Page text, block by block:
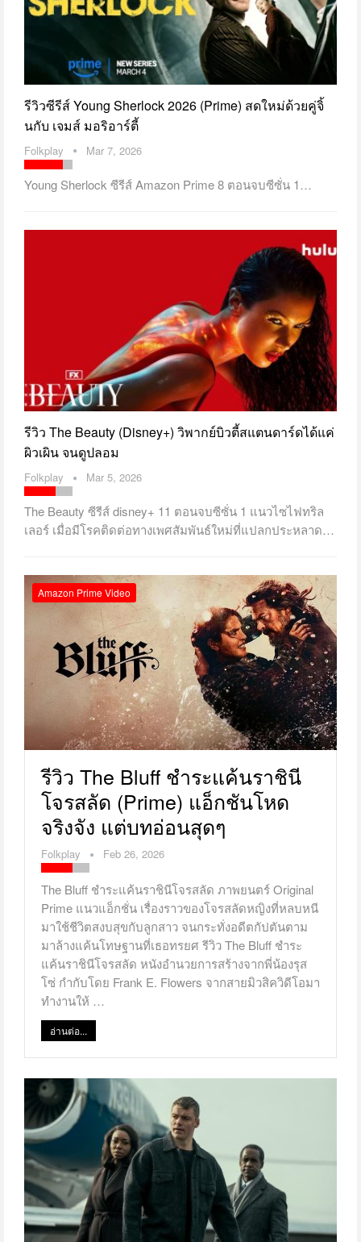
รีวิวซีรีส์ Young Sherlock 2026 (Prime) สดใหม่ด้วยคู่จิ้
นกับ เจมส์ มอริอาร์ตี้
Folkplay Mar 7, 2026
Young Sherlock ซีรีส์ Amazon Prime 8 ตอนจบซีซั่น 1…
รีวิว The Beauty (Disney+) วิพากย์บิวตี้สแตนดาร์ดได้แค่
ผิวเผิน จนดูปลอม
Folkplay Mar 5, 2026
The Beauty ซีรีส์ disney+ 11 ตอนจบซีซั่น 1 แนวไซไฟทริล
เลอร์ เมื่อมีโรคติดต่อทางเพศสัมพันธ์ใหม่ที่แปลกประหลาด…
Amazon Prime Video
รีวิว The Bluff ชำระแค้นราชินี
โจรสลัด (prime) แอ็กชันโหด
จริงจัง แต่บทอ่อนสุดๆ
Folkplay Feb 26, 2026
The Bluff ชำระแค้นราชินีโจรสลัด ภาพยนตร์ Original
Prime แนวแอ็กชั่น เรื่องราวของโจรสลัดหญิงที่หลบหนี
มาใช้ชีวิตสงบสุขกับลูกสาว จนกระทั่งอดีตกัปตันตาม
มาล้างแค้นโทษฐานที่เธอทรยศ รีวิว The Bluff ชำระ
แค้นราชินีโจรสลัด หนังอำนวยการสร้างจากพี่น้องรุส
โซ่ กำกับโดย Frank E. Flowers จากสายมิวสิควิดีโอมา
ทำงานให้ …
อ่านต่อ...